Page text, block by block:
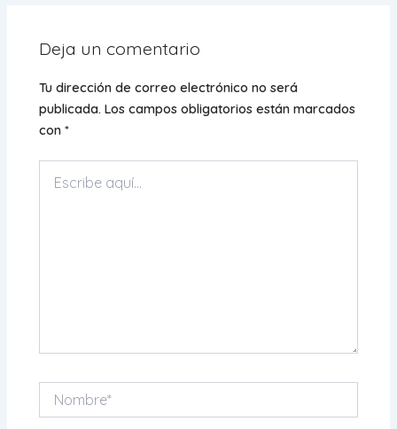
Deja un comentario
Tu dirección de correo electrónico no será
publicada. Los campos obligatorios están marcados
con*
aquí...
Nombre*